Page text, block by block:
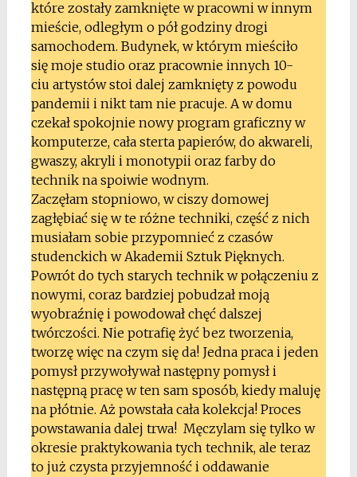
które zostały zamknięte w pracowni w innym
mieście, odległym o pół godziny drogi
samochodem. Budynek, w którym mieściło
się moje studio oraz pracownie innych 10-
ciu artystów stoi dalej zamknięty z powodu
pandemii i nikt tam nie pracuje. A w domu
czekał spokojnie nowy program graficzny w
komputerze, cała sterta papierów, do akwareli,
gwaszy, akryli i monotypii oraz farby do
technik na spoiwie wodnym.
Zaczęłam stopniowo, w ciszy domowej
zagłębiać się w te różne techniki, część z nich
musiałam sobie przypomnieć z czasów
studenckich w Akademii Sztuk Pięknych.
Powrót do tych starych technik w połączeniu z
nowymi, coraz bardziej pobudzał moją
wyobraźnię i powodował chęć dalszej
twórczości. Nie potrafię żyć bez tworzenia,
tworzę więc na czym się da! Jedna praca i jeden
pomysł przywoływał następny pomysł i
następną pracę w ten sam sposób, kiedy maluję
na płótnie. Aż powstała cała kolekcja! Proces
powstawania dalej trwa! Męczylam się tylko w
okresie praktykowania tych technik, ale teraz
to już czysta przyjemność i oddawanie